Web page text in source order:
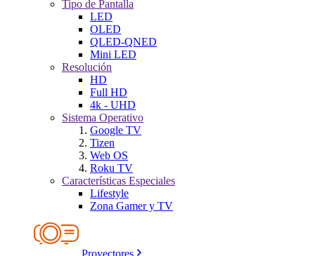
Tipo de Pantalla
LED
OLED
QLED-QNED
Mini LED
Resolución
HD
Full HD
4k - UHD
Sistema Operativo
Google TV
Tizen
Web OS
Roku TV
Características Especiales
Lifestyle
Zona Gamer y TV
Proyectores